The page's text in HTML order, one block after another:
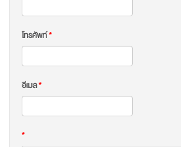
โทรศัพท์*
อีเมล*
*